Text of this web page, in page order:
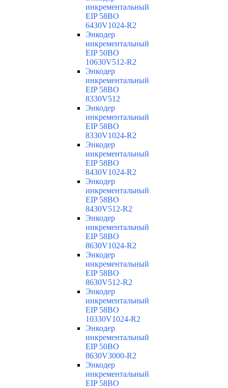
инкрементальный
EIP 58BO
6430V1024-R2
Энкодер
инкрементальный
EIP 50BO
10630V512-R2
Энкодер
инкрементальный
EIP 58BO
8330V512
Энкодер
инкрементальный
EIP 58BO
8330V1024-R2
Энкодер
инкрементальный
EIP 58BO
8430V1024-R2
Энкодер
инкрементальный
EIP 58BO
8430V512-R2
Энкодер
инкрементальный
EIP 58BO
8630V1024-R2
Энкодер
инкрементальный
EIP 58BO
8630V512-R2
Энкодер
инкрементальный
EIP 58BO
10330V1024-R2
Энкодер
инкрементальный
EIP 50BO
8630V3000-R2
Энкодер
инкрементальный
EIP 58BO